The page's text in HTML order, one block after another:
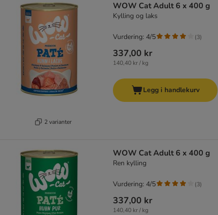
2 varianter
WOW Cat Adult 6 x 400 g
Kylling og laks
337,00 kr
140,40 kr / kg
Vurdering: 4/5 (3)
Legg i handlekurv
WOW Cat Adult 6 x 400 g
Ren kylling
337,00 kr
140,40 kr / kg
Vurdering: 4/5 (3)